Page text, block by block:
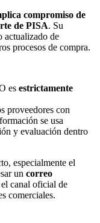
compromiso de
de PISA. Su
actualizado de
procesos de compra.
es estrictamente
proveedores con
se usa
y evaluación dentro
especialmente el
un correo
el canal oficial de
comerciales.